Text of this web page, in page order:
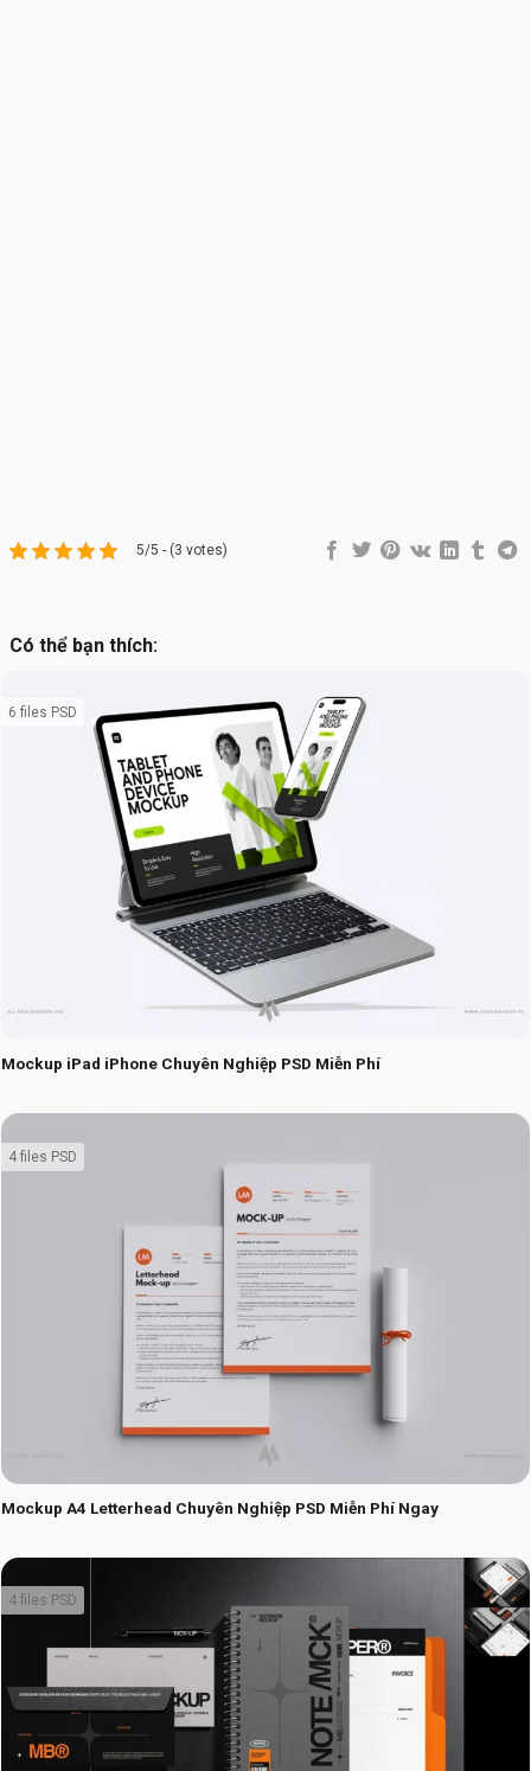
5/5 - (3 votes)
Có thể bạn thích:
Mockup iPad iPhone Chuyên Nghiệp PSD Miễn Phí
6 files PSD
Mockup A4 Letterhead Chuyên Nghiệp PSD Miễn Phí Ngay
4 files PSD
4 files PSD